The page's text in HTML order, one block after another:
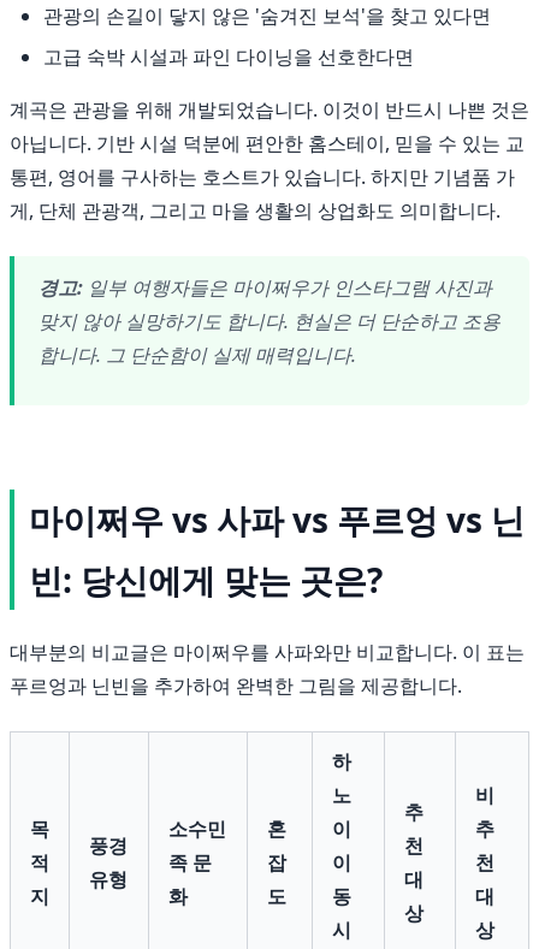
관광의 손길이 닿지 않은 '숨겨진 보석'을 찾고 있다면
고급 숙박 시설과 파인 다이닝을 선호한다면
계곡은 관광을 위해 개발되었습니다. 이것이 반드시 나쁜 것은
아닙니다. 기반 시설 덕분에 편안한 홈스테이, 믿을 수 있는 교
통편, 영어를 구사하는 호스트가 있습니다. 하지만 기념품 가
게, 단체 관광객, 그리고 마을 생활의 상업화도 의미합니다.
경고: 일부 여행자들은 마이쩌우가 인스타그램 사진과
맞지 않아 실망하기도 합니다. 현실은 더 단순하고 조용
합니다. 그 단순함이 실제 매력입니다.
마이쩌우 vs 사파 vs 푸르엉 vs 닌
빈: 당신에게 맞는 곳은?
대부분의 비교글은 마이쩌우를 사파와만 비교합니다. 이 표는
푸르엉과 닌빈을 추가하여 완벽한 그림을 제공합니다.
목
적
지
풍경
유형
소수민
족 문
화
혼
잡
도
하
노
이
이
동
시
추
천
대
상
비
추
천
대
상